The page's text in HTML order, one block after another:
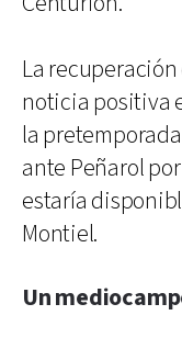
La
noticia positiva
la
ante Peñarol
estaría
Montiel.
Un